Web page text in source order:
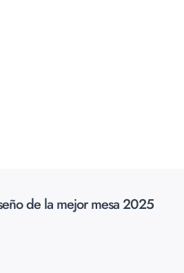
de la mejor mesa 2025